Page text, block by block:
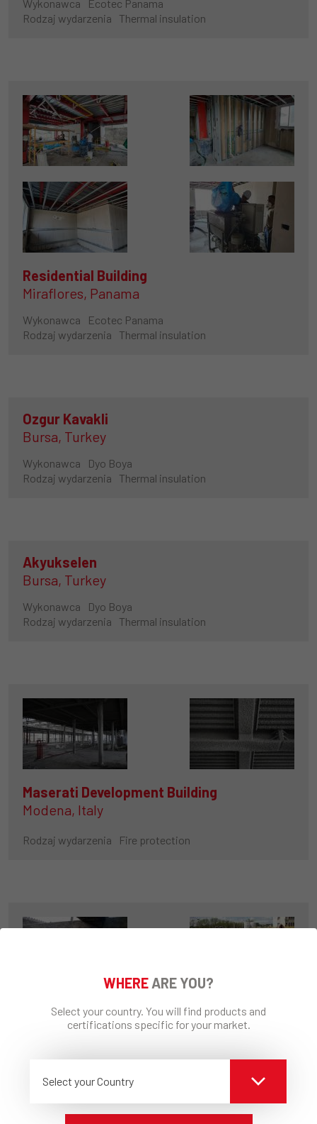
Wykonawca
Ecotec Panama
Rodzaj wydarzenia
Thermal insulation
Residential Building
Miraflores, Panama
Wykonawca
Ecotec Panama
Rodzaj wydarzenia
Thermal insulation
Ozgur Kavakli
Bursa, Turkey
Wykonawca
Dyo Boya
Rodzaj wydarzenia
Thermal insulation
Akyukselen
Bursa, Turkey
Wykonawca
Dyo Boya
Rodzaj wydarzenia
Thermal insulation
Maserati Development Building
Modena, Italy
Rodzaj wydarzenia Fire protection
Wastewater Treatment Plant
Buenos Aires, Argentina
WHERE ARE YOU?
Select your country. You will find products and
certifications specific for your market.
Select your Country